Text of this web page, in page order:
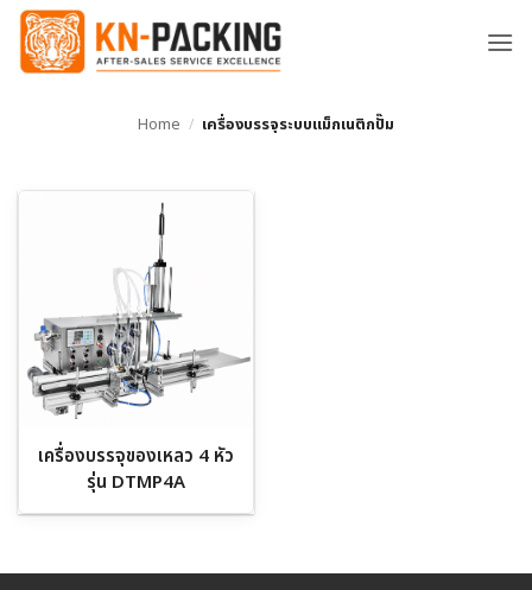
ข้าม
ยัง
Home / เครื่องบรรจุระบบแม็กเนติกปั๊ม
เครื่องบรรจุของเหลว 4 หัว
รุ่น DTMP4A